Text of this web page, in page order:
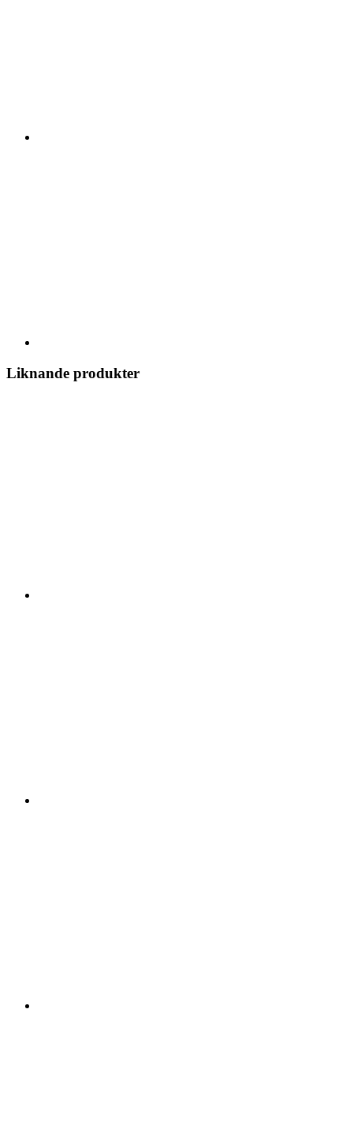
Liknande produkter